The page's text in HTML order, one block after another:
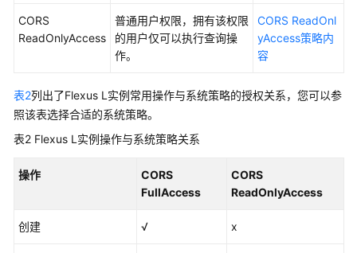
格
说
明
CORS
ReadOnlyAccess
普通用户权限，拥有该权限
的用户仅可以执行查询操
作。
CORS ReadOnl
yAccess策略内
容
表2列出了Flexus L实例常用操作与系统策略的授权关系，您可以参
照该表选择合适的系统策略。
表2 Flexus L实例操作与系统策略关系
操作
CORS
FullAccess
CORS
ReadOnlyAccess
创建 √ x